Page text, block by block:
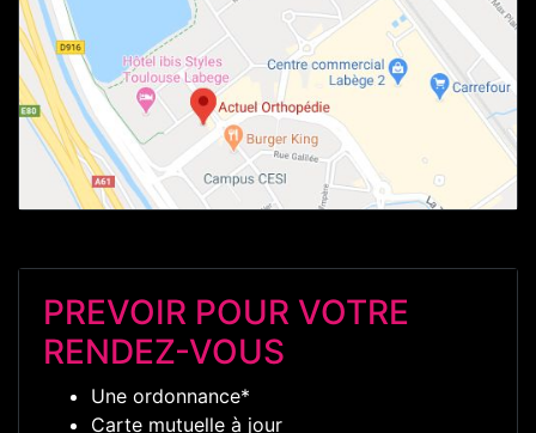
PREVOIR POUR VOTRE
RENDEZ-VOUS
Une ordonnance*
Carte mutuelle à jour